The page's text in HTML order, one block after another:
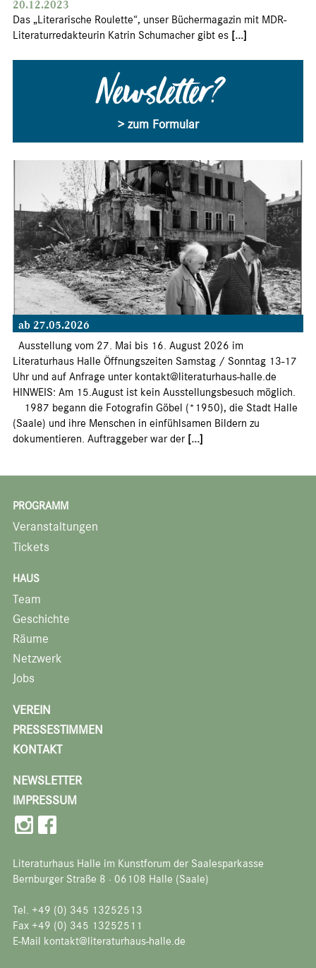
20.12.2023
Das „Literarische Roulette“, unser Büchermagazin mit MDR-
Literaturredakteurin Katrin Schumacher gibt es [...]
Newsletter?
> zum Formular
ab 27.05.2026
Ausstellung vom 27. Mai bis 16. August 2026 im
Literaturhaus Halle Öffnungszeiten Samstag / Sonntag 13-17
Uhr und auf Anfrage unter kontakt@literaturhaus-halle.de
HINWEIS: Am 15.August ist kein Ausstellungsbesuch möglich.
1987 begann die Fotografin Göbel (*1950), die Stadt Halle
(Saale) und ihre Menschen in einfühlsamen Bildern zu
dokumentieren. Auftraggeber war der [...]
PROGRAMM
Veranstaltungen
Tickets
HAUS
Team
Geschichte
Räume
Netzwerk
Jobs
VEREIN
PRESSESTIMMEN
KONTAKT
NEWSLETTER
IMPRESSUM
Literaturhaus Halle im Kunstforum der Saalesparkasse
Bernburger Straße 8 · 06108 Halle (Saale)
Tel. +49 (0) 345 13252513
Fax +49 (0) 345 13252511
E-Mail kontakt@literaturhaus-halle.de